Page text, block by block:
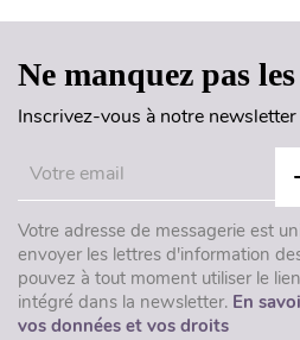
Ne manquez pas
Inscrivez-vous à notre newsletter
Votre adresse de messagerie est
envoyer les lettres d'information
pouvez à tout moment utiliser le
intégré dans la newsletter. En
vos données et vos droits